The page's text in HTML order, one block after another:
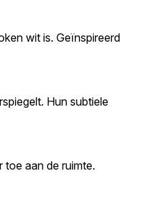
wit is. Geïnspireerd
Hun subtiele
toe aan de ruimte.